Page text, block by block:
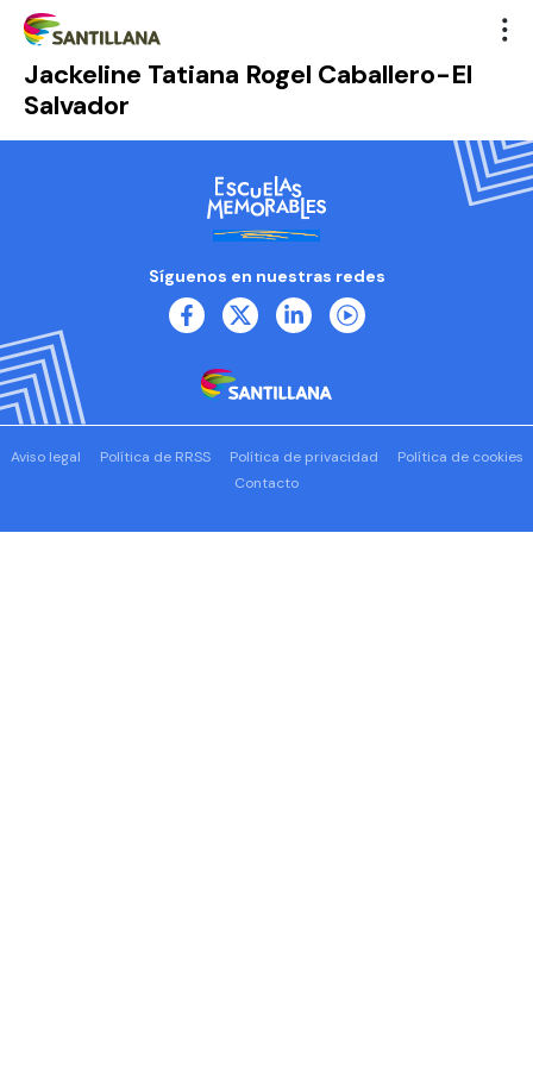
Jackeline Tatiana Rogel Caballero-El
Salvador
Síguenos en nuestras redes
Aviso legal Política de RRSS Política de privacidad
Política de cookies
Contacto